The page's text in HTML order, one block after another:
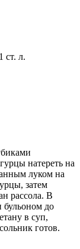
ст. л.
натереть на
луком на
затем
рассола. В
бульоном до
в суп,
готов.